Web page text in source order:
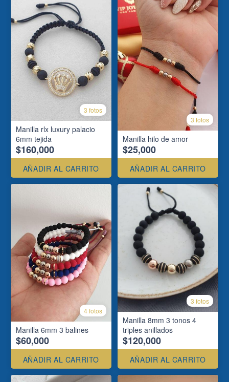
3 fotos
Manilla rlx luxury palacio
6mm tejida
$160,000
AÑADIR AL CARRITO
3 fotos
Manilla hilo de amor
$25,000
AÑADIR AL CARRITO
4 fotos
Manilla 6mm 3 balines
$60,000
AÑADIR AL CARRITO
3 fotos
Manilla 8mm 3 tonos 4
triples anillados
$120,000
AÑADIR AL CARRITO